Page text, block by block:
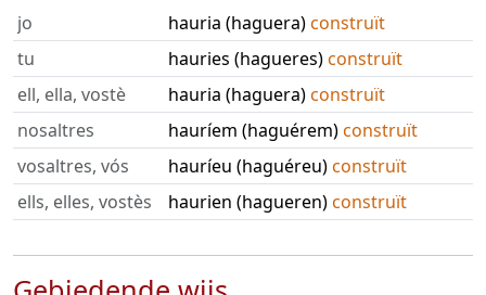
jo hauria (haguera)construït
tu
hauries (hagueres)construït
ell, ella, vostè
hauria (haguera)construït
nosaltres
hauríem (haguérem)construït
vosaltres, vós
hauríeu (haguéreu)construït
ells, elles, vostès
haurien (hagueren)construït